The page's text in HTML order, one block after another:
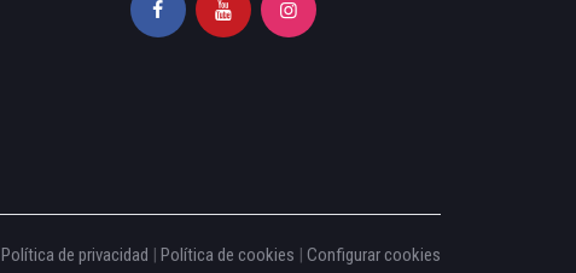
Política de privacidad | Política de cookies | Configurar cookies